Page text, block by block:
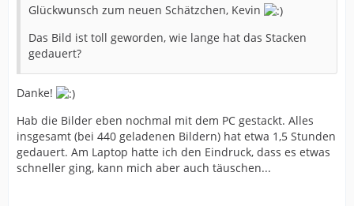
Glückwunsch zum neuen Schätzchen, Kevin
Das Bild ist toll geworden, wie lange hat das Stacken
gedauert?
Danke!
Hab die Bilder eben nochmal mit dem PC gestackt. Alles
insgesamt (bei 440 geladenen Bildern) hat etwa 1,5 Stunden
gedauert. Am Laptop hatte ich den Eindruck, dass es etwas
schneller ging, kann mich aber auch täuschen...